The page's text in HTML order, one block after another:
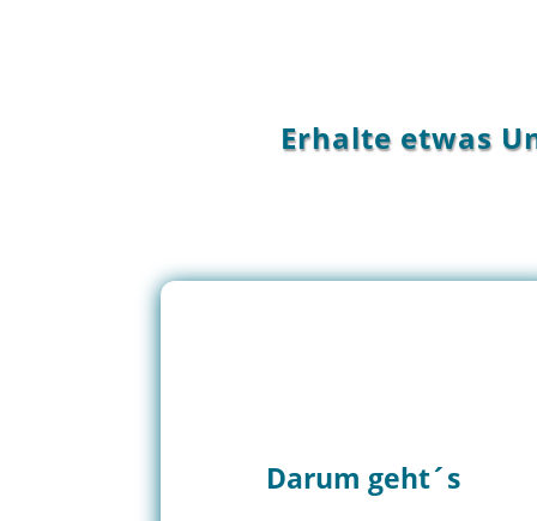
Erhalte etwas
Darum geht´s